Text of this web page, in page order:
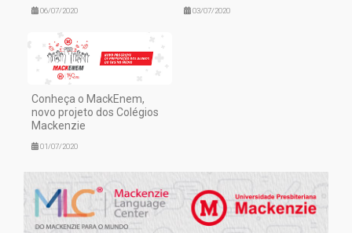
06/07/2020 03/07/2020
Conheça o MackEnem,
novo projeto dos Colégios
Mackenzie
01/07/2020